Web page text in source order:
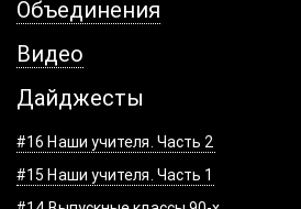
Объединения
Видео
Дайджесты
#16 Наши учителя. Часть 2
#15 Наши учителя. Часть 1